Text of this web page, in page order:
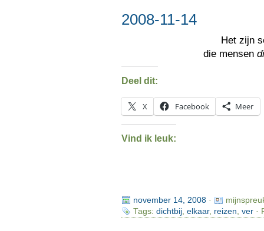
2008-11-14
Het zijn
die mensen
Deel dit:
X Facebook Meer
Vind ik leuk:
november 14, 2008·
Tags: dichtbij, elkaar, reizen ver·